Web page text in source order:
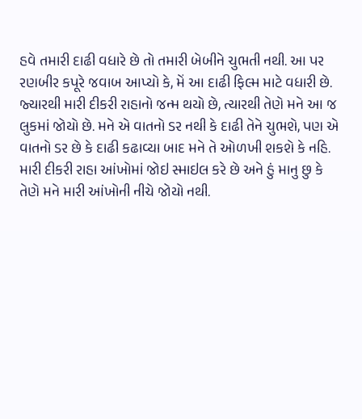
હવે તમારી દાઢી વધારે છે તો તમારી બેબીને ચુભતી નથી. આ પર
રણબીર કપૂરે જવાબ આપ્યો કે, મેં આ દાઢી ફિલ્મ માટે વધારી છે.
જ્યારથી મારી દીકરી રાહાનો જન્મ થયો છે, ત્યારથી તેણે મને આ જ
લુકમાં જોયો છે. મને એ વાતનો ડર નથી કે દાઢી તેને ચુભશે, પણ એ
વાતનો ડર છે કે દાઢી કઢાવ્યા બાદ મને તે ઓળખી શકશે કે નહિ.
મારી દીકરી રાહા આંખોમાં જોઇ સ્માઇલ કરે છે અને હું માનુ છુ કે
તેણે મને મારી આંખોની નીચે જોયો નથી.